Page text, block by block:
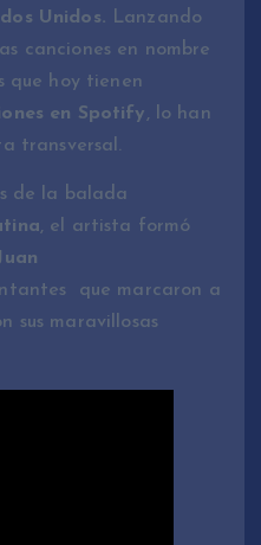
Unidos. Lanzando
canciones en nombre
que hoy tienen
en Spotify, lo han
transversal.
de la balada
, el artista formó
que marcaron a
sus maravillosas